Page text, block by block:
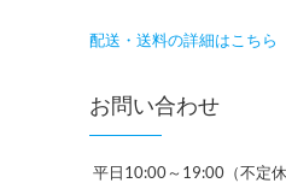
配送・送料の詳細はこちら
お問い合わせ
平日10:00～19:00（不定休